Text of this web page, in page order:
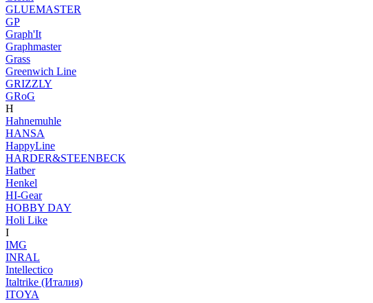
GLUEMASTER
GP
Graph'It
Graphmaster
Grass
Greenwich Line
GRIZZLY
GRoG
H
Hahnemuhle
HANSA
HappyLine
HARDER&STEENBECK
Hatber
Henkel
HI-Gear
HOBBY DAY
Holi Like
I
IMG
INRAL
Intellectico
Italtrike (Италия)
ITOYA